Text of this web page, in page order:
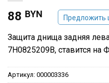
88 BYN Предложить
Защита днища задняя
7H0825209B, ставится на
Артикул: 000003336